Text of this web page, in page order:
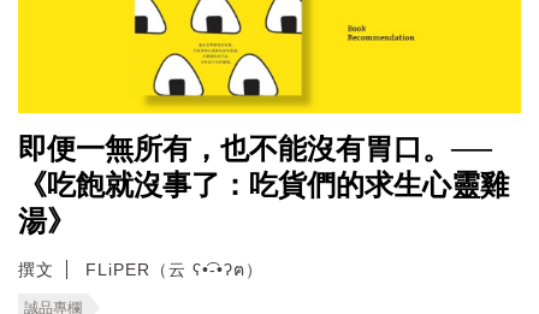
即便一無所有，也不能沒有胃口。──
《吃飽就沒事了：吃貨們的求生心靈雞
湯》
撰文 FLiPER（云 ʕ•͡-•ʔฅ）
誠品專欄